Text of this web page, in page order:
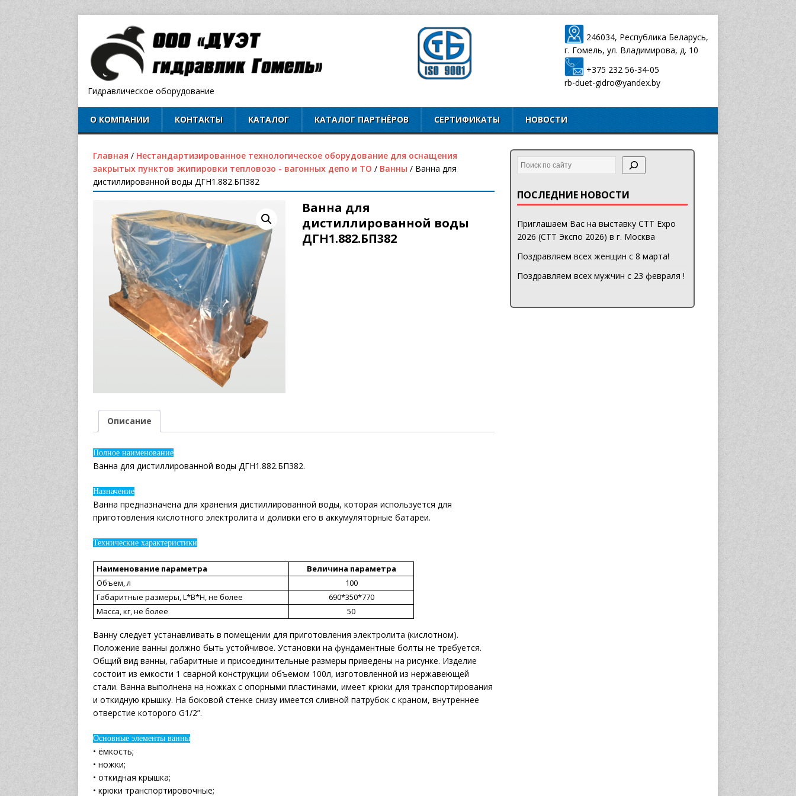
Гидравлическое оборудование
246034, Республика Беларусь,
г. Гомель, ул. Владимирова, д. 10
+375 232 56-34-05
rb-duet-gidro@yandex.by
О КОМПАНИИ КОНТАКТЫ КАТАЛОГ КАТАЛОГ ПАРТНЁРОВ СЕРТИФИКАТЫ НОВОСТИ
Главная / Нестандартизированное технологическое оборудование для оснащения
закрытых пунктов экипировки тепловозо - вагонных депо и ТО / Ванны / Ванна для
дистиллированной воды ДГН1.882.БП382
Ванна для
дистиллированной воды
ДГН1.882.БП382
Описание
Полное наименование
Ванна для дистиллированной воды ДГН1.882.БП382.
Назначение
Ванна предназначена для хранения дистиллированной воды, которая используется для
приготовления кислотного электролита и доливки его в аккумуляторные батареи.
Технические характеристики
Наименование параметра
Величина параметра
Объем, л
100
Габаритные размеры, L*B*H, не более
690*350*770
Масса, кг, не более
50
Ванну следует устанавливать в помещении для приготовления электролита (кислотном).
Положение ванны должно быть устойчивое. Установки на фундаментные болты не требуется.
Общий вид ванны, габаритные и присоединительные размеры приведены на рисунке. Изделие
состоит из емкости 1 сварной конструкции объемом 100л, изготовленной из нержавеющей
стали. Ванна выполнена на ножках с опорными пластинами, имеет крюки для транспортирования
и откидную крышку. На боковой стенке снизу имеется сливной патрубок с краном, внутреннее
отверстие которого G1/2”.
Основные элементы ванны
• ёмкость;
• ножки;
• откидная крышка;
• крюки транспортировочные;
ПОСЛЕДНИЕ НОВОСТИ
Приглашаем Вас на выставку CTT Expo
2026 (СТТ Экспо 2026) в г. Москва
Поздравляем всех женщин с 8 марта!
Поздравляем всех мужчин с 23 февраля !